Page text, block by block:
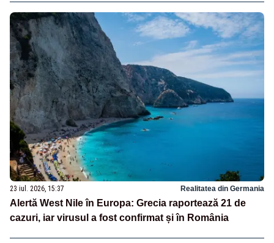
23 iul. 2026, 15:37 Realitatea din Germania
Alertă West Nile în Europa: Grecia raportează 21 de
cazuri, iar virusul a fost confirmat și în România